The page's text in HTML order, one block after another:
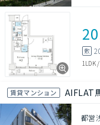
敷
1LDK
賃貸マンション AIFLAT
都営